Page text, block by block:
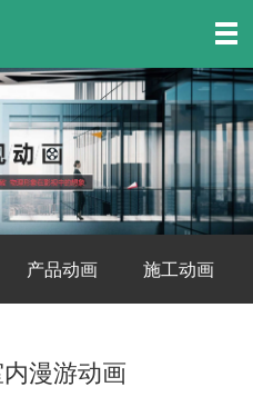
产品动画 施工动画
漫游动画